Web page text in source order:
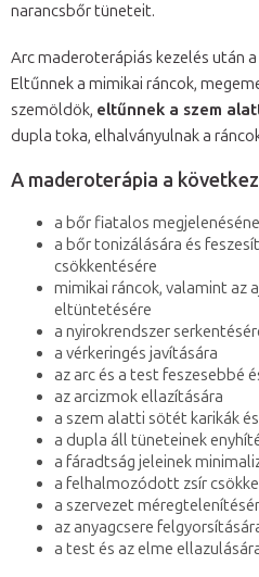
narancsbőr tüneteit.
Arc maderoterápiás kezelés után
Eltűnnek a mimikai ráncok,
szemöldök, eltűnnek a szem
dupla toka, elhalványulnak a
A maderoterápia a
a bőr fiatalos
a bőr tonizálására és
csökkentésére
mimikai ráncok, valamint az
eltüntetésére
a nyirokrendszer
a vérkeringés javítására
az arc és a test feszesebbé
az arcizmok ellazítására
a szem alatti sötét karikák
a dupla áll tüneteinek
a fáradtság jeleinek
a felhalmozódott zsír
a szervezet
az anyagcsere
a test és az elme